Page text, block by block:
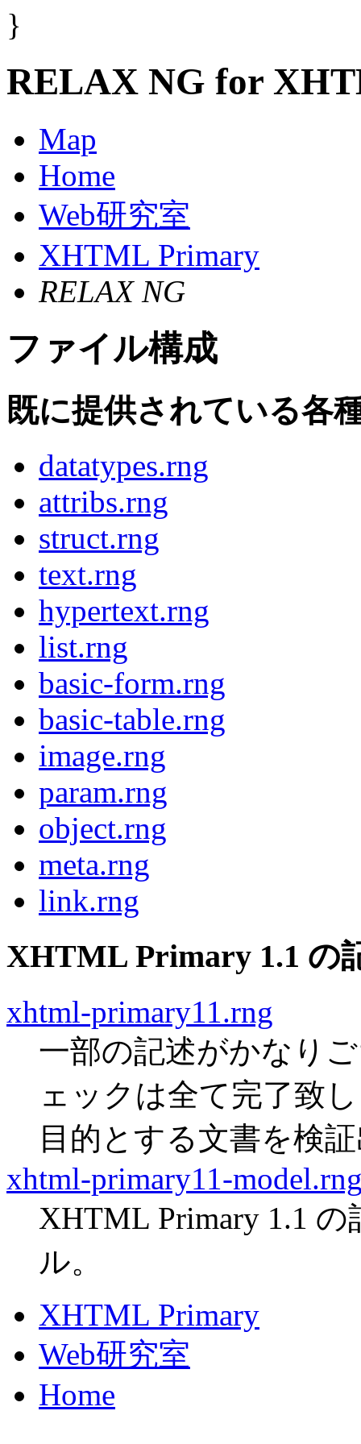
}
RELAX NG for
Map
Home
Web研究室
XHTML Primary
RELAX NG
ファイル構成
既に提供されている各
datatypes.rng
attribs.rng
struct.rng
text.rng
hypertext.rng
list.rng
basic-form.rng
basic-table.rng
image.rng
param.rng
object.rng
meta.rng
link.rng
XHTML Primary 1.1 の
xhtml-primary11.rng
一部の記述がかなり
ェックは全て完了致
目的とする文書を検
xhtml-primary11-
XHTML Primary 1.1
ル。
XHTML Primary
Web研究室
Home